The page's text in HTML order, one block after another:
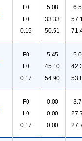
F0
L0
0.15
5.08
33.33
50.51
F0
L0
0.17
5.45
45.10
54.90
F0
L0
0.17
0.00
0.00
0.00